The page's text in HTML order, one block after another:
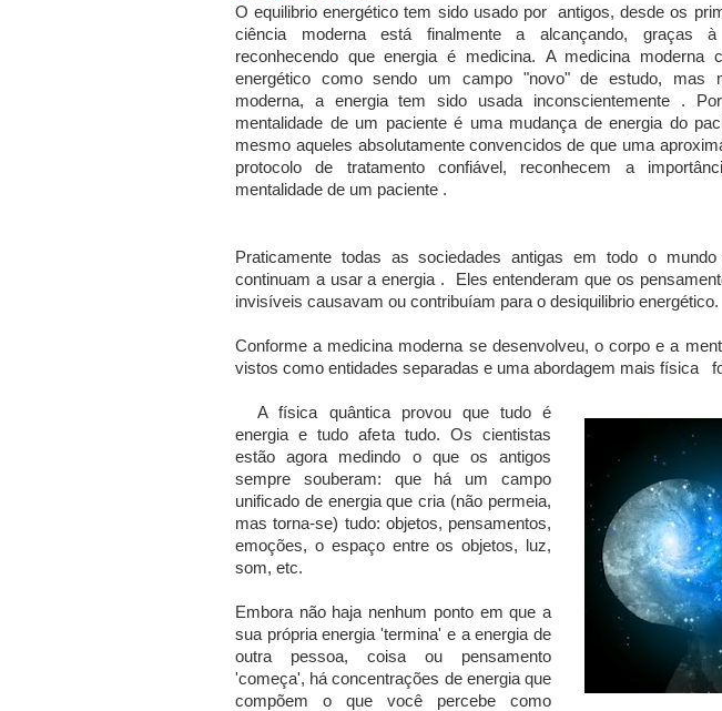
O equilibrio energético tem sido usado por antigos, desde os
ciência moderna está finalmente a alcançando, graças
reconhecendo que energia é medicina. A medicina moderna
energético como sendo um campo "novo" de estudo, mas
moderna, a energia tem sido usada inconscientemente .
mentalidade de um paciente é uma mudança de energia do
mesmo aqueles absolutamente convencidos de que uma
protocolo de tratamento confiável, reconhecem a
mentalidade de um paciente .
Praticamente todas as sociedades antigas em todo o
continuam a usar a energia .
Eles entenderam que os
invisíveis causavam ou contribuíam para o desiquilibrio energético.
Conforme a medicina moderna se desenvolveu, o corpo e a
vistos como entidades separadas e uma abordagem mais física
A física quântica provou que tudo é
energia e tudo afeta tudo. Os cientistas
estão agora medindo o que os antigos
sempre souberam: que há um campo
unificado de energia que cria (não permeia,
mas torna-se) tudo: objetos, pensamentos,
emoções, o espaço entre os objetos, luz,
som, etc.
Embora não haja nenhum ponto em que a
sua própria energia'termina' e a energia de
outra pessoa, coisa ou pensamento
'começa', há concentrações de energia que
compõem o que você percebe como